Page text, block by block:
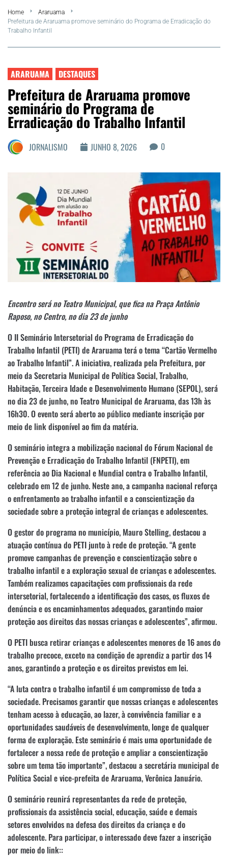
FLA Araru 2026
Araruama
Região dos Lagos
Agenda Cultural
Colunistas
Matérias Exclusivas
Home
Araruama
Prefeitura de Araruama promove seminário do Programa de Erradicação do
Trabalho Infantil
ARARUAMA DESTAQUES
Prefeitura de Araruama promove
seminário do Programa de
Erradicação do Trabalho Infantil
JORNALISMO JUNHO 8, 2026 0
Encontro será no Teatro Municipal, que fica na Praça Antônio
Raposo, no Centro, no dia 23 de junho
O II Seminário Intersetorial do Programa de Erradicação do
Trabalho Infantil (PETI) de Araruama terá o tema “Cartão Vermelho
ao Trabalho Infantil”. A iniciativa, realizada pela Prefeitura, por
meio da Secretaria Municipal de Política Social, Trabalho,
Habitação, Terceira Idade e Desenvolvimento Humano (SEPOL), será
no dia 23 de junho, no Teatro Municipal de Araruama, das 13h às
16h30. O evento será aberto ao público mediante inscrição por
meio de link disponível ao fim da matéria.
O seminário integra a mobilização nacional do Fórum Nacional de
Prevenção e Erradicação do Trabalho Infantil (FNPETI), em
referência ao Dia Nacional e Mundial contra o Trabalho Infantil,
celebrado em 12 de junho. Neste ano, a campanha nacional reforça
o enfrentamento ao trabalho infantil e a conscientização da
sociedade sobre a proteção integral de crianças e adolescentes.
O gestor do programa no município, Mauro Stelling, destacou a
atuação contínua do PETI junto à rede de proteção. “A gente
promove campanhas de prevenção e conscientização sobre o
trabalho infantil e a exploração sexual de crianças e adolescentes.
Também realizamos capacitações com profissionais da rede
intersetorial, fortalecendo a identificação dos casos, os fluxos de
denúncia e os encaminhamentos adequados, garantindo maior
proteção aos direitos das nossas crianças e adolescentes”, afirmou.
O PETI busca retirar crianças e adolescentes menores de 16 anos do
trabalho precoce, exceto na condição de aprendiz a partir dos 14
anos, garantindo a proteção e os direitos previstos em lei.
“A luta contra o trabalho infantil é um compromisso de toda a
sociedade. Precisamos garantir que nossas crianças e adolescentes
tenham acesso à educação, ao lazer, à convivência familiar e a
oportunidades saudáveis de desenvolvimento, longe de qualquer
forma de exploração. Este seminário é mais uma oportunidade de
fortalecer a nossa rede de proteção e ampliar a conscientização
sobre um tema tão importante”, destacou a secretária municipal de
Política Social e vice-prefeita de Araruama, Verônica Januário.
O seminário reunirá representantes da rede de proteção,
profissionais da assistência social, educação, saúde e demais
setores envolvidos na defesa dos direitos da criança e do
adolescente. Para participar, o interessado deve fazer a inscrição
por meio do link::